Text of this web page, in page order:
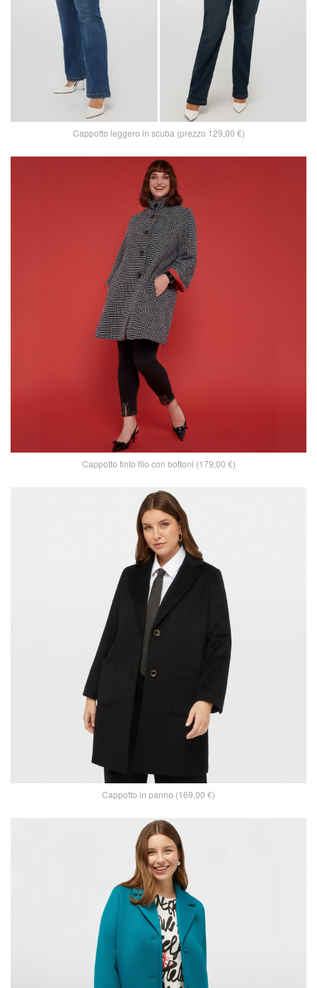
Cappotto leggero in scuba (prezzo 129,00 €)
Cappotto tinto filo con bottoni (179,00 €)
Cappotto in panno (169,00 €)